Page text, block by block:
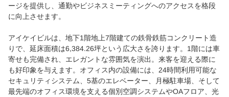
ージを提供し、通勤やビジネスミーティングへのアクセスを格段
に向上させます。
アイケイビルは、地下1階地上7階建ての鉄骨鉄筋コンクリート造
りで、延床面積は6,384.26坪という広大さを誇ります。1階には車
寄せも完備され、エレガントな雰囲気を演出。来客を迎える際に
も好印象を与えます。オフィス内の設備には、24時間利用可能な
セキュリティシステム、5基のエレベーター、月極駐車場、そして
最先端のオフィス環境を支える個別空調システムやOAフロア、光